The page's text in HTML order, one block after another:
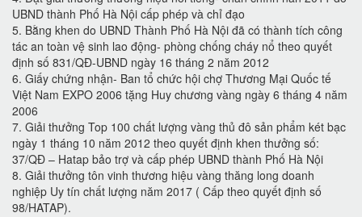
UBND thành Phố Hà Nội cấp phép và chỉ đạo
5. Bằng khen do UBND Thành Phố Hà Nội đã có thành tích công
tác an toàn vệ sinh lao động- phòng chống cháy nổ theo quyết
định số 831/QĐ-UBND ngày 16 tháng 2 năm 2012
6. Giấy chứng nhận- Ban tổ chức hội chợ Thương Mại Quốc tế
Việt Nam EXPO 2006 tặng Huy chương vàng ngày 6 tháng 4 năm
2006
7. Giải thưởng Top 100 chất lượng vàng thủ đô sản phẩm két bạc
ngày 1 tháng 10 năm 2012 theo quyết định khen thưởng số:
37/QĐ – Hatap bảo trợ và cấp phép UBND thành Phố Hà Nội
8. Giải thưởng tôn vinh thương hiệu vàng thăng long doanh
nghiệp Uy tín chất lượng năm 2017 ( Cấp theo quyết định số
98/HATAP).